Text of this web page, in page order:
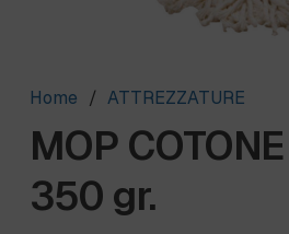
Home / ATTREZZATURE
MOP
350 gr.